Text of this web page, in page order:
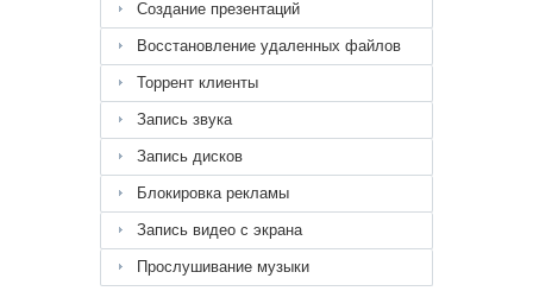
Создание презентаций
Восстановление удаленных файлов
Торрент клиенты
Запись звука
Запись дисков
Блокировка рекламы
Запись видео с экрана
Прослушивание музыки